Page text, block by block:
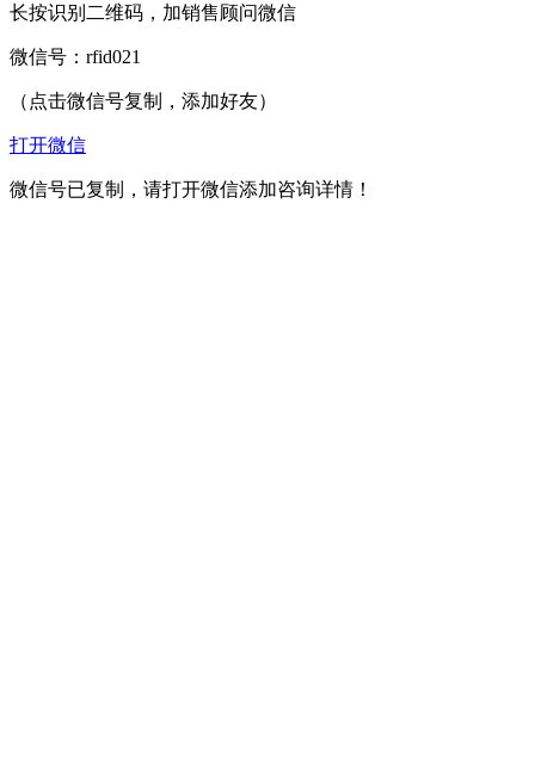
长按识别二维码，加销售顾问微信
微信号： rfid021
（点击微信号复制，添加好友）
打开微信
微信号已复制，请打开微信添加咨询详情！